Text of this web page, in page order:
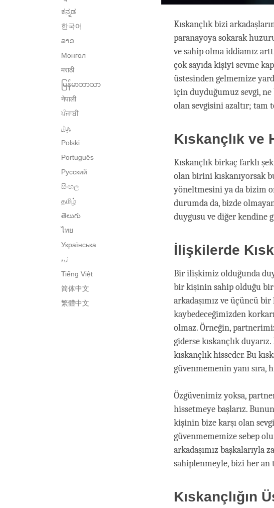
ಕನ್ನಡ
한국어
ລາວ
Монгол
मराठी
မြန်မာဘာသာ
नेपाली
ਪੰਜਾਬੀ
پنجابی
Polski
Português
Русский
සිංහල
தமிழ்
తెలుగు
ไทย
Українська
اُردو
Tiếng Việt
简体中文
繁體中文
Kıskançlık bizi
paranayoya sokarak
ve sahip olma iddiamız
çok sayıda kişiyi sevme
üstesinden gelmemize
için duyduğumuz sevgi,
olan sevgisini azaltır; tam
Kıskançlık ve
Kıskançlık birkaç farklı
olan birini kıskanıyorsak
yöneltmesini ya da bizim
durumda da, bizde
duygusu ve diğer kendine
İlişkilerde
Bir ilişkimiz olduğunda
bir kişinin sahip olduğu
arkadaşımız ve üçüncü
kaybedeceğimizden
olmaz. Örneğin,
giderse kıskançlık
kıskançlık hisseder. Bu
güvenmemenin yanı sıra,
Özgüvenimiz yoksa,
hissetmeye başlarız.
kişinin bize karşı olan
güvenmememize sebep
arkadaşımız başkalarıyla
sahiplenmeyle, bizi her an
Kıskançlığın